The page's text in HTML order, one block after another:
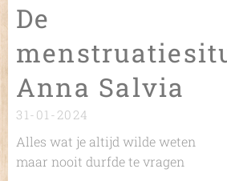
De
Anna Salvia
31-01-2024
Alles wat je altijd wilde weten
maar nooit durfde te vragen